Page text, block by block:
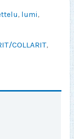
, lumi,
COLLARIT,